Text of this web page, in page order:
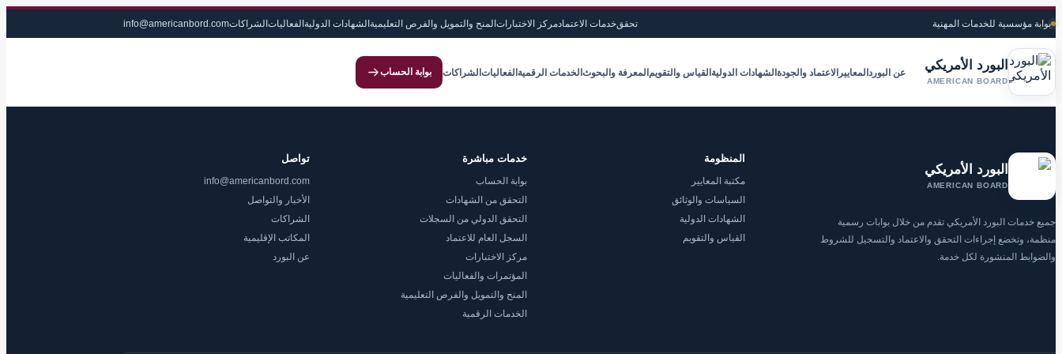
بوابة مؤسسية للخدمات المهنية تحققخدمات الاعتمادمركز الاختبارات المنح والتمويل والفرص التعليمية الشهادات الدولية الفعاليات الشراكاتinfo@americanbord.com
البورد الأمريكي
AMERICAN BOARD
عن البورد المعايير الاعتماد والجودة الشهادات الدولية القياس والتقويم المعرفة والبحوث الخدمات الرقمية الفعاليات الشراكات بوابة الحساب
البورد الأمريكي
AMERICAN BOARD
جميع خدمات البورد الأمريكي تقدم من خلال بوابات رسمية
منظمة، وتخضع إجراءات التحقق والاعتماد والتسجيل للشروط
والضوابط المنشورة لكل خدمة.
المنظومة
مكتبة المعايير
السياسات والوثائق
الشهادات الدولية
القياس والتقويم
خدمات مباشرة
بوابة الحساب
التحقق من الشهادات
التحقق الدولي من السجلات
السجل العام للاعتماد
مركز الاختبارات
المؤتمرات والفعاليات
المنح والتمويل والفرص التعليمية
الخدمات الرقمية
تواصل
info@americanbord.com
الأخبار والتواصل
الشراكات
المكاتب الإقليمية
عن البورد